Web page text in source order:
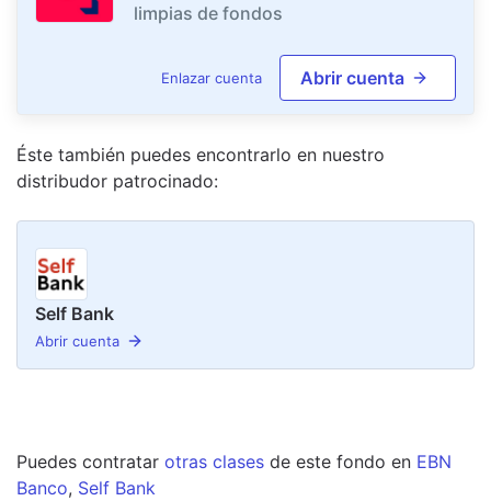
limpias de fondos
Enlazar cuenta Abrir cuenta
Éste también puedes encontrarlo en nuestro
distribudor patrocinado:
Self Bank
Abrir cuenta
Puedes contratar otras clases de este fondo en EBN
Banco, Self Bank